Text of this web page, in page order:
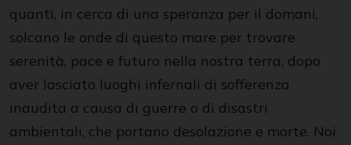
quanti, in cerca di una speranza per il domani,
solcano le onde di questo mare per trovare
serenità, pace e futuro nella nostra terra, dopo
aver lasciato luoghi infernali di sofferenza
inaudita a causa di guerre o di disastri
ambientali, che portano desolazione e morte. Noi